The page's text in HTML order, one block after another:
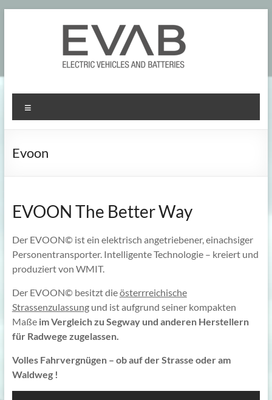
Evoon
EVOON The Better Way
Der EVOON© ist ein elektrisch angetriebener, einachsiger
Personentransporter. Intelligente Technologie – kreiert und
produziert von WMIT.
Der EVOON© besitzt dieösterrreichische
Strassenzulassungund ist aufgrund seiner kompakten
Maße im Vergleich zu Segway und anderen Herstellern
für Radwege zugelassen.
Volles Fahrvergnügen – ob auf der Strasse oder am
Waldweg !